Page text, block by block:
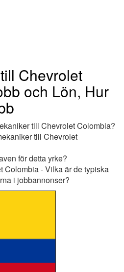
Chevrolet
och Lön, Hur
till Chevrolet Colombia?
till Chevrolet
för detta yrke?
Colombia - Vilka är de typiska
i jobbannonser?